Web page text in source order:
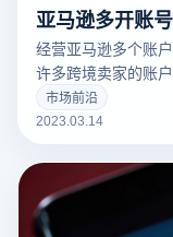
亚马逊多开账
经营亚马逊多个账
许多跨境卖家的账
户和多个商店的卖
法？
市场前沿
2023.03.14